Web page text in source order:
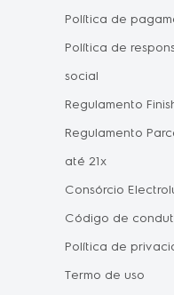
Política de
Política de
social
Regulamento
Regulamento
até 21x
Consórcio
Código de
Política de
Termo de uso